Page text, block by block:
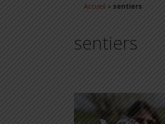
Accueil » sentiers
sentiers